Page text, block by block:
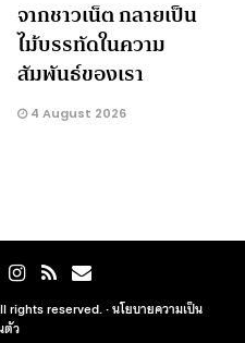
จากชาวเน็ต กลายเป็น
ไม้บรรทัดในความ
สัมพันธ์ของเรา
4 August 2026
rights reserved. ·นโยบายความเป็น
ตัว